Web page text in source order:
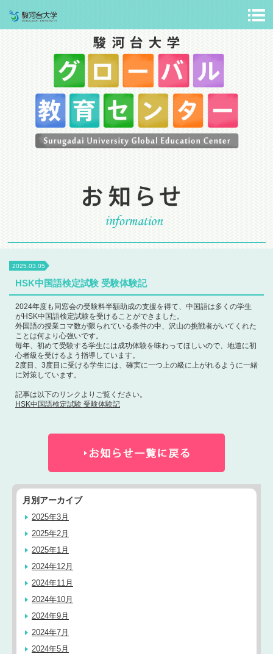
2025.03.05
HSK中国語検定試験 受験体験記
2024年度も同窓会の受験料半額助成の支援を得て、中国語は多くの学生
がHSK中国語検定試験を受けることができました。
外国語の授業コマ数が限られている条件の中、沢山の挑戦者がいてくれた
ことは何より心強いです。
毎年、初めて受験する学生には成功体験を味わってほしいので、地道に初
心者級を受けるよう指導しています。
2度目、3度目に受ける学生には、確実に一つ上の級に上がれるように一緒
に対策しています。
記事は以下のリンクよりご覧ください。
HSK中国語検定試験 受験体験記
月別アーカイブ
2025年3月
2025年2月
2025年1月
2024年12月
2024年11月
2024年10月
2024年9月
2024年7月
2024年5月